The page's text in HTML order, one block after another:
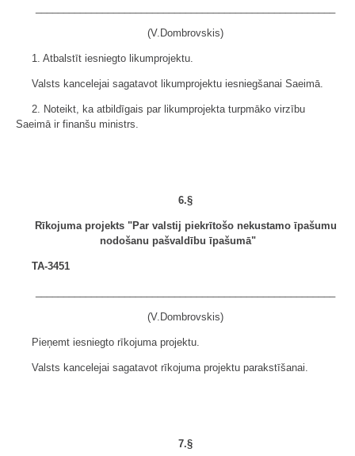
(V.Dombrovskis)
1. Atbalstīt iesniegto likumprojektu.
Valsts kancelejai sagatavot likumprojektu iesniegšanai Saeimā.
2. Noteikt, ka atbildīgais par likumprojekta turpmāko virzību
Saeimā ir finanšu ministrs.
6.§
Rīkojuma projekts "Par valstij piekrītošo nekustamo īpašumu
nodošanu pašvaldību īpašumā"
TA-3451
(V.Dombrovskis)
Pieņemt iesniegto rīkojuma projektu.
Valsts kancelejai sagatavot rīkojuma projektu parakstīšanai.
7.§